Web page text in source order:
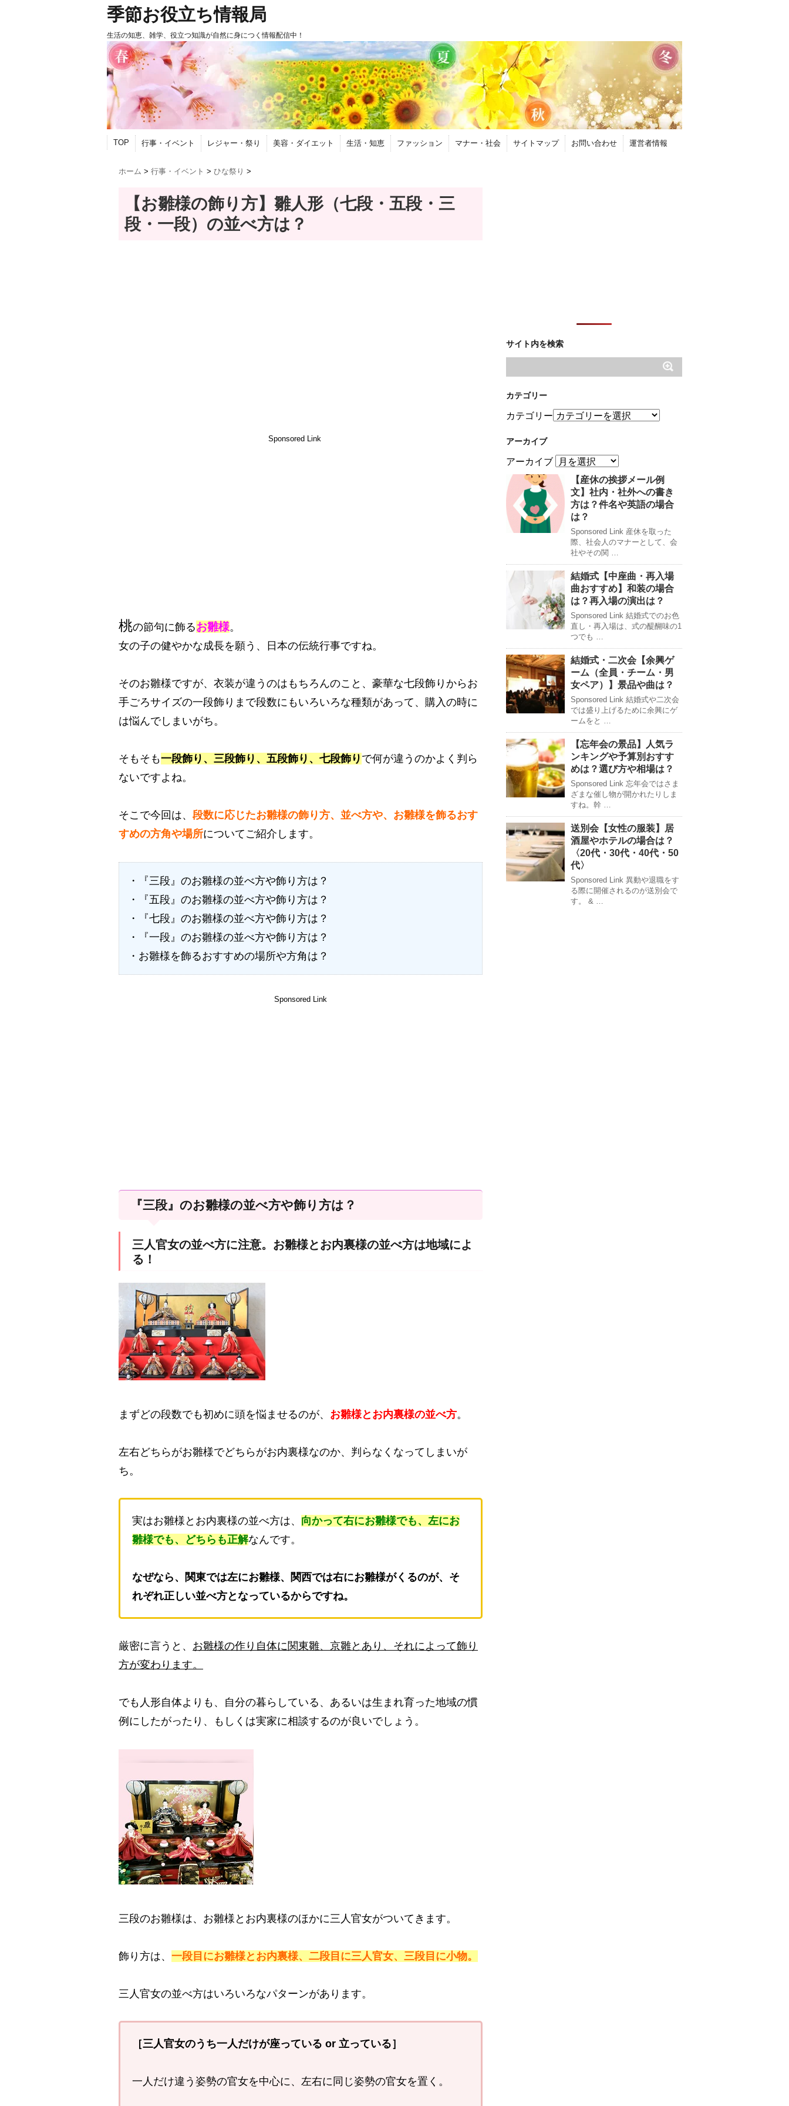
季節お役立ち情報局
生活の知恵、雑学、役立つ知識が自然に身につく情報配信中！
TOP 行事・イベント レジャー・祭り 美容・ダイエット 生活・知恵 ファッション マナー・社会 サイトマップ お問い合わせ 運営者情報
ホーム > 行事・イベント > ひな祭り >
【お雛様の飾り方】雛人形（七段・五段・三
段・一段）の並べ方は？
Sponsored Link
桃の節句に飾るお雛様。
女の子の健やかな成長を願う、日本の伝統行事ですね。
そのお雛様ですが、衣装が違うのはもちろんのこと、豪華な七段飾りからお
手ごろサイズの一段飾りまで段数にもいろいろな種類があって、購入の時に
は悩んでしまいがち。
そもそも一段飾り、三段飾り、五段飾り、七段飾り で何が違うのかよく判ら
ないですよね。
そこで今回は、 段数に応じたお雛様の飾り方、並べ方や、お雛様を飾るおす
すめの方角や場所についてご紹介します。
・『三段』のお雛様の並べ方や飾り方は？
・『五段』のお雛様の並べ方や飾り方は？
・『七段』のお雛様の並べ方や飾り方は？
・『一段』のお雛様の並べ方や飾り方は？
・お雛様を飾るおすすめの場所や方角は？
Sponsored Link
『三段』のお雛様の並べ方や飾り方は？
三人官女の並べ方に注意。お雛様とお内裏様の並べ方は地域によ
る！
まずどの段数でも初めに頭を悩ませるのが、 お雛様とお内裏様の並べ方。
左右どちらがお雛様でどちらがお内裏様なのか、判らなくなってしまいが
ち。
実はお雛様とお内裏様の並べ方は、 向かって右にお雛様でも、左にお
雛様でも、どちらも正解なんです。
なぜなら、関東では左にお雛様、関西では右にお雛様がくるのが、そ
れぞれ正しい並べ方となっているからですね。
厳密に言うと、 お雛様の作り自体に関東雛、京雛とあり、それによって飾り
方が変わります。
でも人形自体よりも、自分の暮らしている、あるいは生まれ育った地域の慣
例にしたがったり、もしくは実家に相談するのが良いでしょう。
三段のお雛様は、お雛様とお内裏様のほかに三人官女がついてきます。
飾り方は、 一段目にお雛様とお内裏様、二段目に三人官女、三段目に小物。
三人官女の並べ方はいろいろなパターンがあります。
［三人官女のうち一人だけが座っている or 立っている］
一人だけ違う姿勢の官女を中心に、左右に同じ姿勢の官女を置く。
サイト内を検索
カテゴリー
カテゴリー
アーカイブ
アーカイブ
【産休の挨拶メール例
文】社内・社外への書き
方は？件名や英語の場合
は？
Sponsored Link 産休を取った
際、社会人のマナーとして、会
社やその関 …
結婚式【中座曲・再入場
曲おすすめ】和装の場合
は？再入場の演出は？
Sponsored Link 結婚式でのお色
直し・再入場は、式の醍醐味の1
つでも …
結婚式・二次会【余興ゲ
ーム（全員・チーム・男
女ペア）】景品や曲は？
Sponsored Link 結婚式や二次会
では盛り上げるために余興にゲ
ームをと …
【忘年会の景品】人気ラ
ンキングや予算別おすす
めは？選び方や相場は？
Sponsored Link 忘年会ではさま
ざまな催し物が開かれたりしま
すね。幹 …
送別会【女性の服装】居
酒屋やホテルの場合は？
〈20代・30代・40代・50
代〉
Sponsored Link 異動や退職をす
る際に開催されるのが送別会で
す。 & …